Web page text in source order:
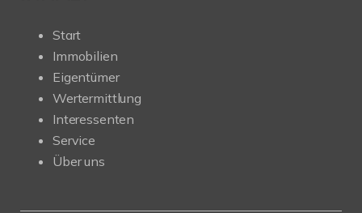
Start
Immobilien
Eigentümer
Wertermittlung
Interessenten
Service
Über uns